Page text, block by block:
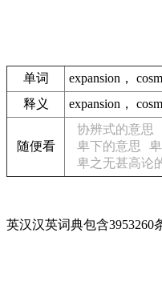
单词
expansion，
释义
expansion，
随便看
协辨式的意思
卑下的意思
卑之无甚高论
英汉汉英词典包含